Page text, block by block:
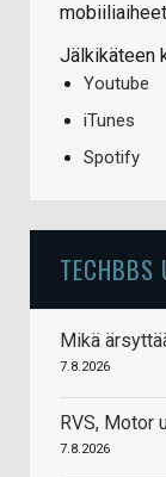
Jälkikäteen
Youtube
iTunes
Spotify
Mikä
7.8.2026
RVS, Motor
7.8.2026